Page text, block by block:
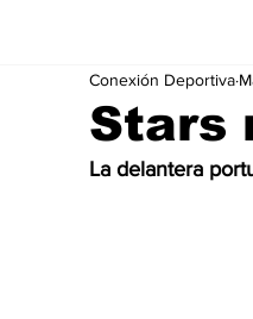
Stars
Conexión Deportiva
La delantera